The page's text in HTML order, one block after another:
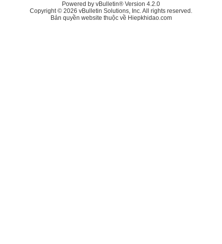
Powered by vBulletin® Version 4.2.0
Copyright © 2026 vBulletin Solutions, Inc. All rights reserved.
Bản quyền website thuộc về Hiepkhidao.com